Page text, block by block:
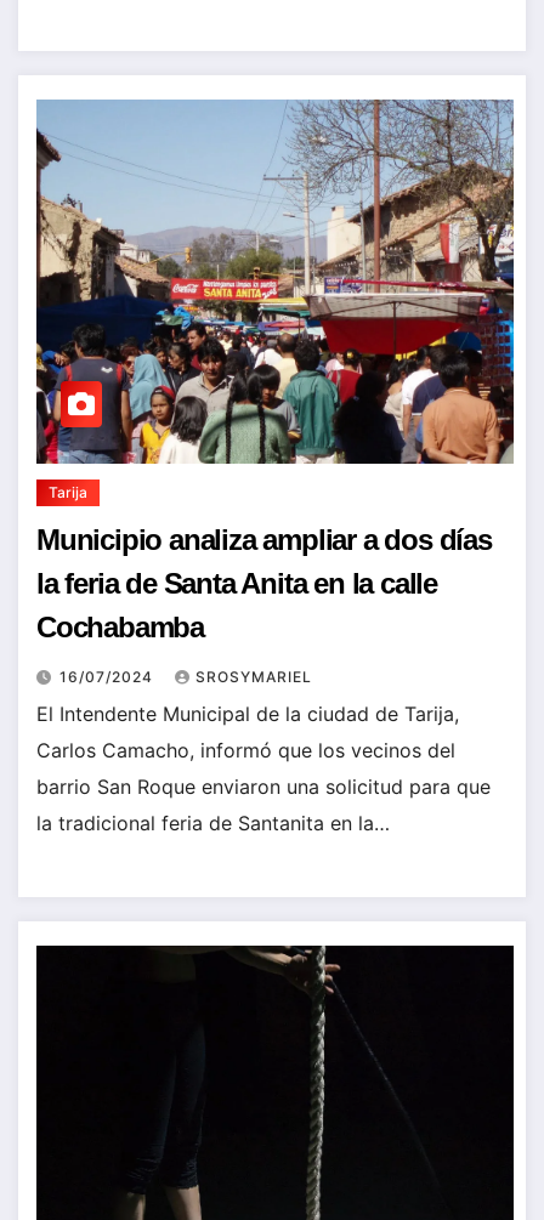
Tarija
Municipio analiza ampliar a dos días
la feria de Santa Anita en la calle
Cochabamba
16/07/2024 SROSYMARIEL
El Intendente Municipal de la ciudad de Tarija,
Carlos Camacho, informó que los vecinos del
barrio San Roque enviaron una solicitud para que
la tradicional feria de Santanita en la…